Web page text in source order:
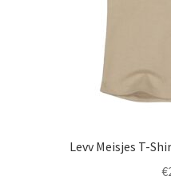
Levv Meisjes T-
€